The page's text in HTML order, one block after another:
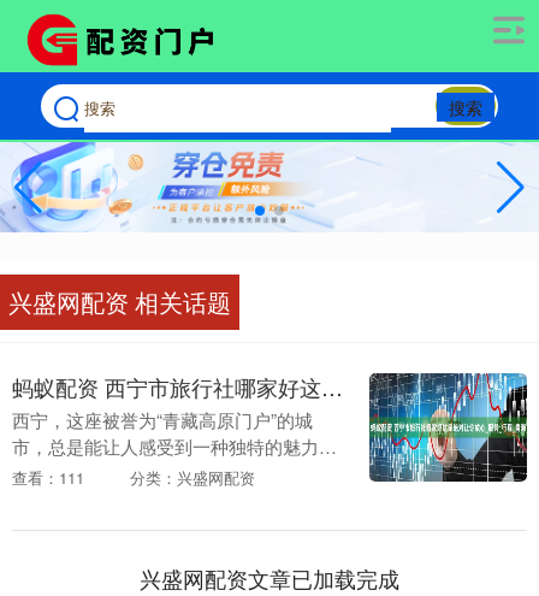
搜索
兴盛网配资 相关话题
蚂蚁配资 西宁市旅行社哪家好这家绝对让你放心_服务_行程_青海
西宁，这座被誉为“青藏高原门户”的城
市，总是能让人感受到一种独特的魅力。
在这里，历史与现代交织，自然与人文融
当你计划一次完美....
查看：111 分类：兴盛网配资
兴盛网配资文章已加载完成